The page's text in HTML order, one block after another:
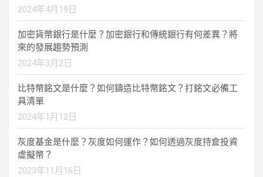
2024年4月19日
加密貨幣銀行是什麼？加密銀行和傳統銀行有何差異？將
來的發展趨勢預測
2024年3月2日
比特幣銘文是什麼？如何鑄造比特幣銘文？打銘文必備工
具清單
2024年1月12日
灰度基金是什麼？灰度如何運作？如何透過灰度持倉投資
虛擬幣？
2023年11月16日